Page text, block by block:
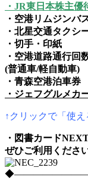
・JR東日本株主優
・空港リムジンバ
・北星交通タクシ
・切手・印紙
・空港道路通行回
(普通車/軽自動車)
・青森空港泊車券
・ジェフグルメカ
↑クリックで「使
・図書カード
ぜひご利用くださ